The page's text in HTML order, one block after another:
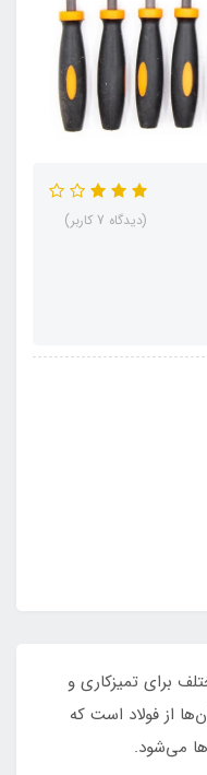
(دیدگاه 7 کاربر)
برای تمیزکاری و
از فولاد است که
می‌شود.